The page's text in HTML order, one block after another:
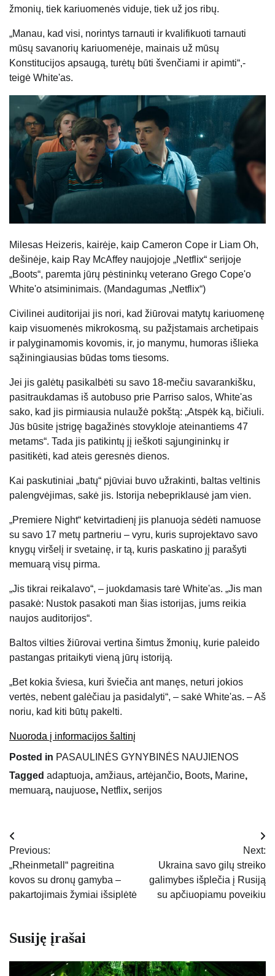
žmonių, tiek kariuomenės viduje, tiek už jos ribų.
„Manau, kad visi, norintys tarnauti ir kvalifikuoti tarnauti
mūsų savanorių kariuomenėje, mainais už mūsų
Konstitucijos apsaugą, turėtų būti švenčiami ir apimti“,-
teigė White'as.
Milesas Heizeris, kairėje, kaip Cameron Cope ir Liam Oh,
dešinėje, kaip Ray McAffey naujojoje „Netflix“ serijoje
„Boots“, paremta jūrų pėstininkų veterano Grego Cope'o
White'o atsiminimais. (Mandagumas „Netflix“)
Civilinei auditorijai jis nori, kad žiūrovai matytų kariuomenę
kaip visuomenės mikrokosmą, su pažįstamais archetipais
ir palyginamomis kovomis, ir, jo manymu, humoras išlieka
sąžiningiausias būdas toms tiesoms.
Jei jis galėtų pasikalbėti su savo 18-mečiu savarankišku,
pasitraukdamas iš autobuso prie Parriso salos, White'as
sako, kad jis pirmiausia nulaužė pokštą: „Atspėk ką, bičiuli.
Jūs būsite įstrigę bagažinės stovykloje ateinantiems 47
metams“. Tada jis patikintų jį ieškoti sąjungininkų ir
pasitikėti, kad ateis geresnės dienos.
Kai paskutiniai „batų“ pjūviai buvo užrakinti, baltas veltinis
palengvėjimas, sakė jis. Istorija nebepriklausė jam vien.
„Premiere Night“ ketvirtadienį jis planuoja sėdėti namuose
su savo 17 metų partneriu – vyru, kuris suprojektavo savo
knygų viršelį ir svetainę, ir tą, kuris paskatino jį parašyti
memuarą visų pirma.
„Jis tikrai reikalavo“, – juokdamasis tarė White'as. „Jis man
pasakė: Nustok pasakoti man šias istorijas, jums reikia
naujos auditorijos“.
Baltos vilties žiūrovai vertina šimtus žmonių, kurie paleido
pastangas pritaikyti vieną jūrų istoriją.
„Bet kokia šviesa, kuri šviečia ant manęs, neturi jokios
vertės, nebent galėčiau ja pasidalyti“, – sakė White'as. – Aš
noriu, kad kiti būtų pakelti.
Nuoroda į informacijos šaltinį
Posted in PASAULINĖS GYNYBINĖS NAUJIENOS
Tagged adaptuoja, amžiaus, artėjančio, Boots, Marine,
memuarą, naujuose, Netflix, serijos
Navigacija
tarp
įrašų
Previous:
„Rheinmetall“ pagreitina
kovos su dronų gamyba –
pakartojimais žymiai išsiplėtė
Next:
Ukraina savo gilų streiko
galimybes išplečia į Rusiją
su apčiuopiamu poveikiu
Susiję įrašai